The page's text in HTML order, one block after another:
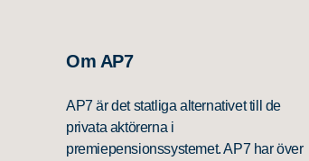
Om AP7
AP7 är det statliga alternativet till de
privata aktörerna i
premiepensionssystemet. AP7 har över